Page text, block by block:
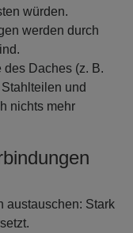
würden.
werden durch
Daches (z. B.
und
nichts mehr
austauschen: Stark